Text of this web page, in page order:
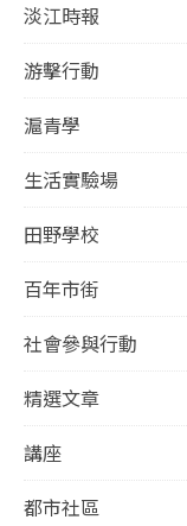
淡江時報
游擊行動
滬青學
生活實驗場
田野學校
百年市街
社會參與行動
精選文章
講座
都市社區